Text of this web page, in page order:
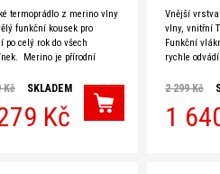
termoprádlo z merino vlny
funkční kousek pro
po celý rok do všech
Merino je přírodní
vhodný i pro alergiky
Kč SKLADEM
Kč
Vnější
vlny, vnitřní
Funkční
rychle
vlastnostmi
2 299 Kč
1